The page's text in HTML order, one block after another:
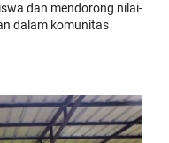
dan mendorong nilai-
dalam komunitas